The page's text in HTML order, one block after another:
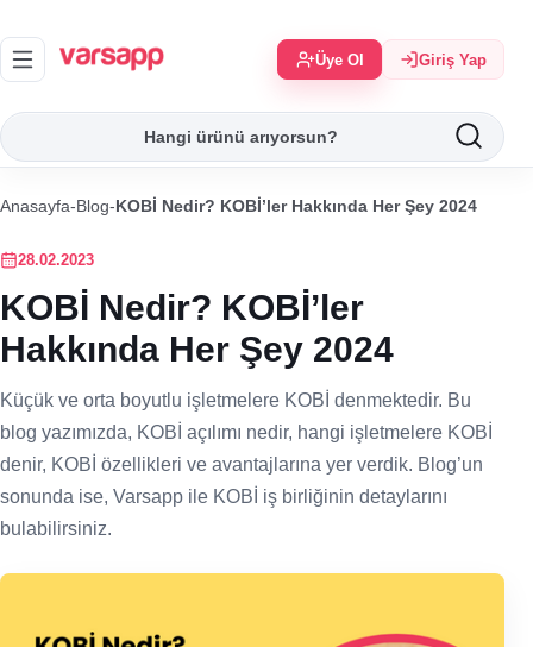
Üye Ol Giriş Yap
Anasayfa-Blog-KOBİ Nedir? KOBİ’ler Hakkında Her Şey 2024
28.02.2023
KOBİ Nedir? KOBİ’ler
Hakkında Her Şey 2024
Küçük ve orta boyutlu işletmelere KOBİ denmektedir. Bu
blog yazımızda, KOBİ açılımı nedir, hangi işletmelere KOBİ
denir, KOBİ özellikleri ve avantajlarına yer verdik. Blog’un
sonunda ise, Varsapp ile KOBİ iş birliğinin detaylarını
bulabilirsiniz.